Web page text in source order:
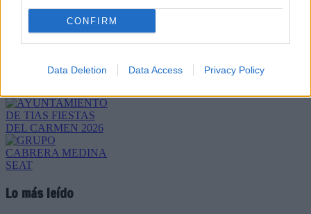
CONFIRM
Data Deletion Data Access Privacy Policy
JComments
Lo más leído